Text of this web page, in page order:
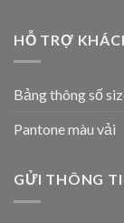
HỖ TRỢ
Bảng thông số
Pantone màu vải
GỬI THÔNG